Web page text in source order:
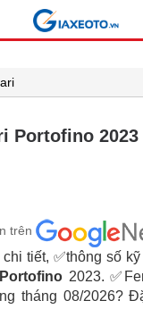
Portofino 2023
trên
tiết, ✅thông số
2023.
tháng 08/2026?